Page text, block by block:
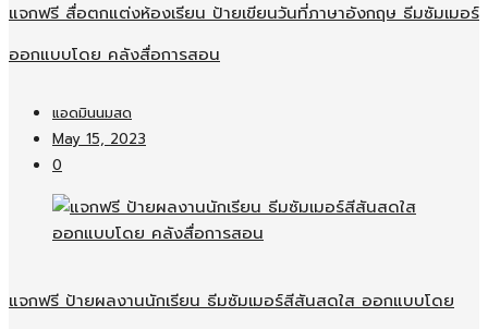
แจกฟรี สื่อตกแต่งห้องเรียน ป้ายเขียนวันที่ภาษาอังกฤษ ธีมซัมเมอร์
ออกแบบโดย คลังสื่อการสอน
แอดมินนมสด
May 15, 2023
0
แจกฟรี ป้ายผลงานนักเรียน ธีมซัมเมอร์สีสันสดใส ออกแบบโดย